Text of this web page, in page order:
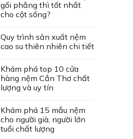
gối phẳng thì tốt nhất
cho cột sống?
Quy trình sản xuất nệm
cao su thiên nhiên chi tiết
Khám phá top 10 cửa
hàng nệm Cần Thơ chất
lượng và uy tín
Khám phá 15 mẫu nệm
cho người già, người lớn
tuổi chất lượng